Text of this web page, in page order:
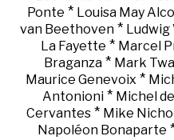
Ponte * Louisa May
van Beethoven *
La Fayette * Marcel
Braganza* Mark
Maurice Genevoix *
Antonioni* Michel
Cervantes * Mike
Napoléon Bonaparte